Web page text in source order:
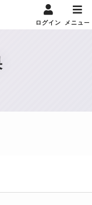
ログイン メニュー